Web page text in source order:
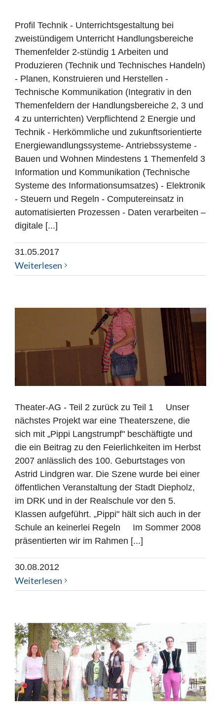
Profil Technik - Unterrichtsgestaltung bei
zweistündigem Unterricht Handlungsbereiche
Themenfelder 2-stündig 1 Arbeiten und
Produzieren (Technik und Technisches Handeln)
- Planen, Konstruieren und Herstellen -
Technische Kommunikation (Integrativ in den
Themenfeldern der Handlungsbereiche 2, 3 und
4 zu unterrichten) Verpflichtend 2 Energie und
Technik - Herkömmliche und zukunftsorientierte
Energiewandlungssysteme- Antriebssysteme -
Bauen und Wohnen Mindestens 1 Themenfeld 3
Information und Kommunikation (Technische
Systeme des Informationsumsatzes) - Elektronik
- Steuern und Regeln - Computereinsatz in
automatisierten Prozessen - Daten verarbeiten –
digitale [...]
31.05.2017
Weiterlesen
Theater-AG - Teil 2 zurück zu Teil 1 Unser
nächstes Projekt war eine Theaterszene, die
sich mit „Pippi Langstrumpf" beschäftigte und
die ein Beitrag zu den Feierlichkeiten im Herbst
2007 anlässlich des 100. Geburtstages von
Astrid Lindgren war. Die Szene wurde bei einer
öffentlichen Veranstaltung der Stadt Diepholz,
im DRK und in der Realschule vor den 5.
Klassen aufgeführt. „Pippi" hält sich auch in der
Schule an keinerlei Regeln Im Sommer 2008
präsentierten wir im Rahmen [...]
30.08.2012
Weiterlesen